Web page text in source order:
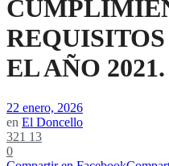
EL AÑO 2021.
22 enero, 2026
en El Doncello
321 13
0